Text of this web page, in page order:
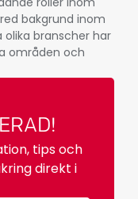
bakgrund inom
branscher har
områden och
tips och
direkt i